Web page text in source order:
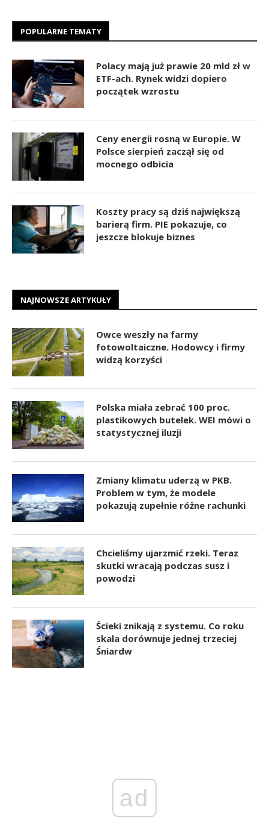
POPULARNE TEMATY
Polacy mają już prawie 20 mld zł w
ETF-ach. Rynek widzi dopiero
początek wzrostu
Ceny energii rosną w Europie. W
Polsce sierpień zaczął się od
mocnego odbicia
Koszty pracy są dziś największą
barierą firm. PIE pokazuje, co
jeszcze blokuje biznes
NAJNOWSZE ARTYKUŁY
Owce weszły na farmy
fotowoltaiczne. Hodowcy i firmy
widzą korzyści
Polska miała zebrać 100 proc.
plastikowych butelek. WEI mówi o
statystycznej iluzji
Zmiany klimatu uderzą w PKB.
Problem w tym, że modele
pokazują zupełnie różne rachunki
Chcieliśmy ujarzmić rzeki. Teraz
skutki wracają podczas susz i
powodzi
Ścieki znikają z systemu. Co roku
skala dorównuje jednej trzeciej
Śniardw
ad